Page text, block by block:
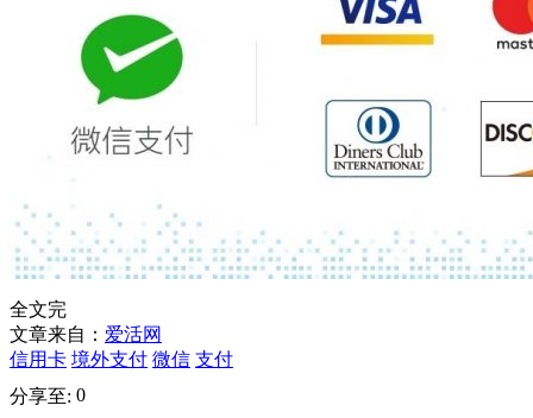
全文完
文章来自： 爱活网
信用卡 境外支付 微信 支付
分享至: 0